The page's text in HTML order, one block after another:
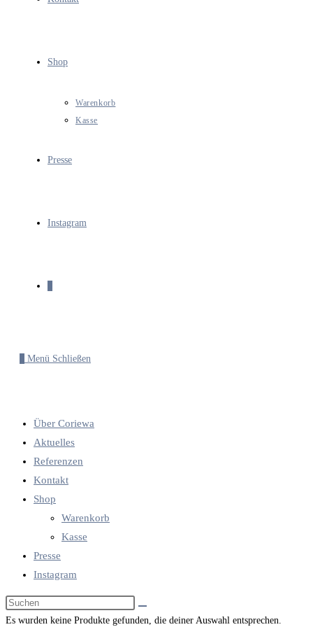
Shop
Warenkorb
Kasse
Presse
Instagram
Menü Schließen
Über Coriewa
Aktuelles
Referenzen
Kontakt
Shop
Warenkorb
Kasse
Presse
Instagram
Diese
Website
Es wurden keine Produkte gefunden, die deiner Auswahl entsprechen.